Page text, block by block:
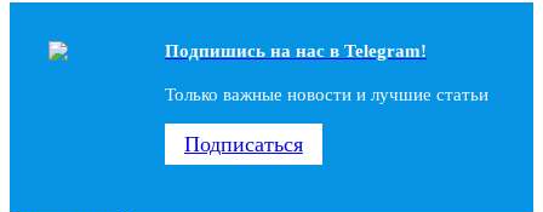
Подпишись на наc в Telegram!
Только важные новости и лучшие статьи
Подписаться